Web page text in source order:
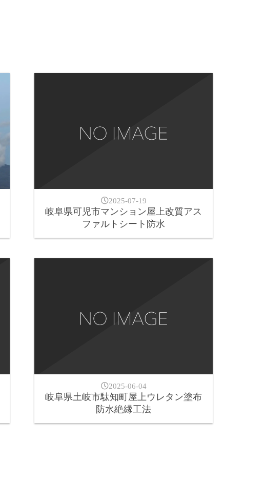
2025-07-19
岐阜県可児市マンション屋上改質アス
ファルトシート防水
2025-06-04
岐阜県土岐市駄知町屋上ウレタン塗布
防水絶縁工法